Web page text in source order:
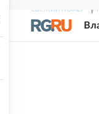
СВЕЖИЙ НОМЕР